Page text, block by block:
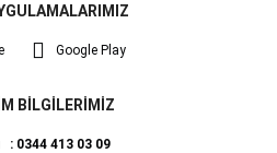
Google Play
BİLGİLERİMİZ
: 0344 413 03 09